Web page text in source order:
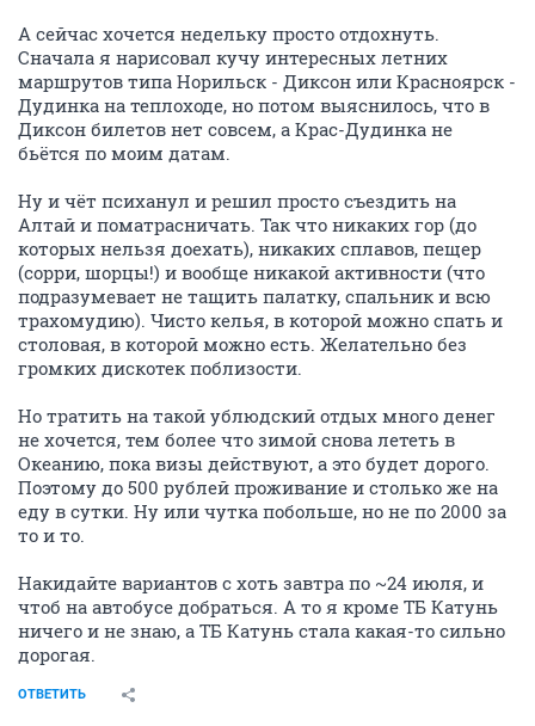
А сейчас хочется недельку просто отдохнуть.
Сначала я нарисовал кучу интересных летних
маршрутов типа Норильск - Диксон или Красноярск -
Дудинка на теплоходе, но потом выяснилось, что в
Диксон билетов нет совсем, а Крас-Дудинка не
бьётся по моим датам.
Ну и чёт психанул и решил просто съездить на
Алтай и поматрасничать. Так что никаких гор (до
которых нельзя доехать), никаких сплавов, пещер
(сорри, шорцы!) и вообще никакой активности (что
подразумевает не тащить палатку, спальник и всю
трахомудию). Чисто келья, в которой можно спать и
столовая, в которой можно есть. Желательно без
громких дискотек поблизости.
Но тратить на такой ублюдский отдых много денег
не хочется, тем более что зимой снова лететь в
Океанию, пока визы действуют, а это будет дорого.
Поэтому до 500 рублей проживание и столько же на
еду в сутки. Ну или чутка побольше, но не по 2000 за
то и то.
Накидайте вариантов с хоть завтра по ~24 июля, и
чтоб на автобусе добраться. А то я кроме ТБ Катунь
ничего и не знаю, а ТБ Катунь стала какая-то сильно
дорогая.
ОТВЕТИТЬ